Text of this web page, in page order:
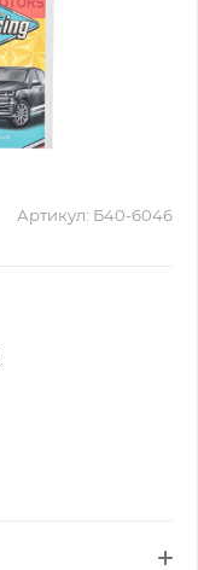
Артикул: Б40-6046